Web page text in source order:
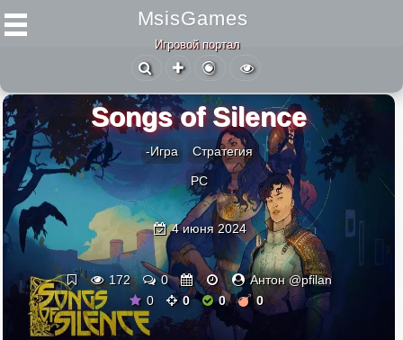
MsisGames
Игровой портал
Songs of Silence
-Игра Стратегия
PC
4 июня 2024
172 0
Антон @pfilan
0
0 0 0